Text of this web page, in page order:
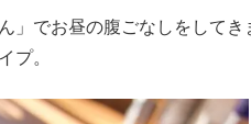
」でお昼の腹ごなしをして
プ。